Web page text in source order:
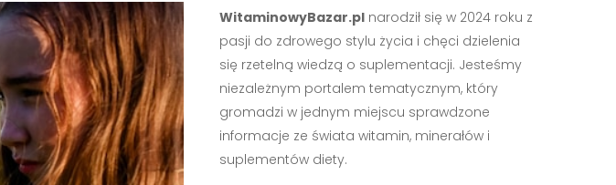
WitaminowyBazar.plnarodził się w 2024 roku z
pasji do zdrowego stylu życia i chęci dzielenia
się rzetelną wiedzą o suplementacji. Jesteśmy
niezależnym portalem tematycznym, który
gromadzi w jednym miejscu sprawdzone
informacje ze świata witamin, minerałów i
suplementów diety.